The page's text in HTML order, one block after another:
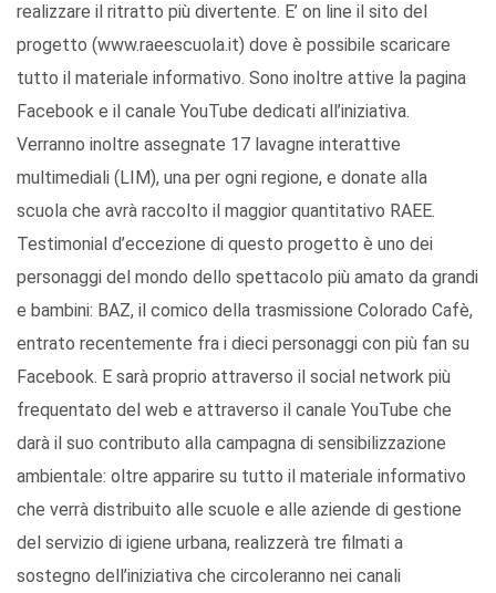
realizzare il ritratto più divertente. E’ on line il sito del
progetto (www.raeescuola.it) dove è possibile scaricare
tutto il materiale informativo. Sono inoltre attive la pagina
Facebook e il canale YouTube dedicati all’iniziativa.
Verranno inoltre assegnate 17 lavagne interattive
multimediali (LIM), una per ogni regione, e donate alla
scuola che avrà raccolto il maggior quantitativo RAEE.
Testimonial d’eccezione di questo progetto è uno dei
personaggi del mondo dello spettacolo più amato da grandi
e bambini: BAZ, il comico della trasmissione Colorado Cafè,
entrato recentemente fra i dieci personaggi con più fan su
Facebook. E sarà proprio attraverso il social network più
frequentato del web e attraverso il canale YouTube che
darà il suo contributo alla campagna di sensibilizzazione
ambientale: oltre apparire su tutto il materiale informativo
che verrà distribuito alle scuole e alle aziende di gestione
del servizio di igiene urbana, realizzerà tre filmati a
sostegno dell’iniziativa che circoleranno nei canali